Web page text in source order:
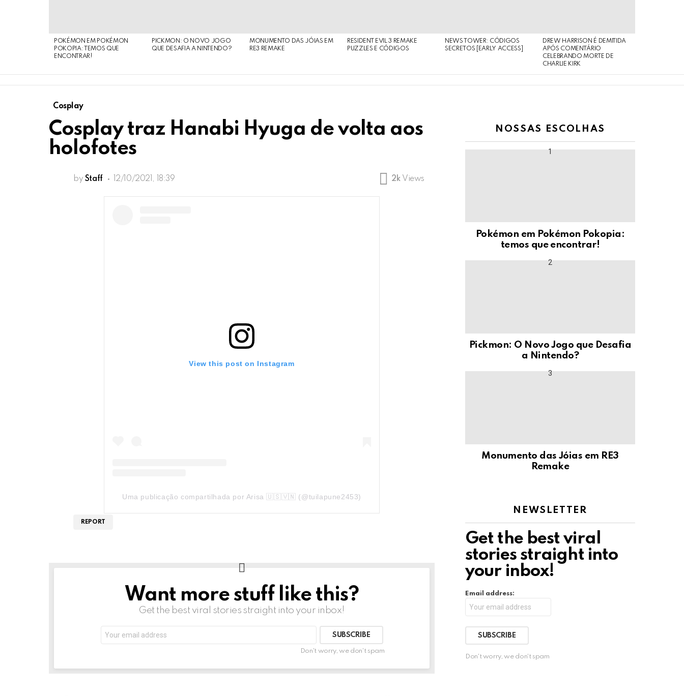
POKÉMON EM POKÉMON
POKOPIA: TEMOS QUE
ENCONTRAR!
PICKMON: O NOVO JOGO
QUE DESAFIA A NINTENDO?
MONUMENTO DAS JÓIAS EM
RE3 REMAKE
RESIDENT EVIL 3 REMAKE
PUZZLES E CÓDIGOS
NEWS TOWER: CÓDIGOS
SECRETOS [EARLY ACCESS]
DREW HARRISON É DEMITIDA
APÓS COMENTÁRIO
CELEBRANDO MORTE DE
CHARLIE KIRK
Cosplay
Cosplay traz Hanabi Hyuga de volta aos
holofotes
by Staff 12/10/2021, 18:39 2k Views
View this post on Instagram
Uma publicação compartilhada por Arisa 🇺🇸🇻🇳 (@tuilapune2453)
REPORT
NEWSLETTERWant more stuff like this?
Get the best viral stories straight into your inbox!
address:
Don't worry, we don't spam
NOSSAS ESCOLHAS
Pokémon em Pokémon Pokopia:
temos que encontrar!
Pickmon: O Novo Jogo que Desafia
a Nintendo?
Monumento das Jóias em RE3
Remake
NEWSLETTER
Get the best viral
stories straight into
your inbox!
Email address:
Don't worry, we don't spam